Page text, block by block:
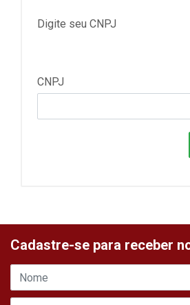
Digite seu CNPJ
CNPJ
Cadastre-se para receber